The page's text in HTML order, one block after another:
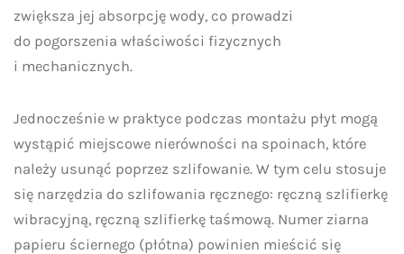
zwiększa jej absorpcję wody, co prowadzi
do pogorszenia właściwości fizycznych
i mechanicznych.
Jednocześnie w praktyce podczas montażu płyt mogą
wystąpić miejscowe nierówności na spoinach, które
należy usunąć poprzez szlifowanie. W tym celu stosuje
się narzędzia do szlifowania ręcznego: ręczną szlifierkę
wibracyjną, ręczną szlifierkę taśmową. Numer ziarna
papieru ściernego (płótna) powinien mieścić się